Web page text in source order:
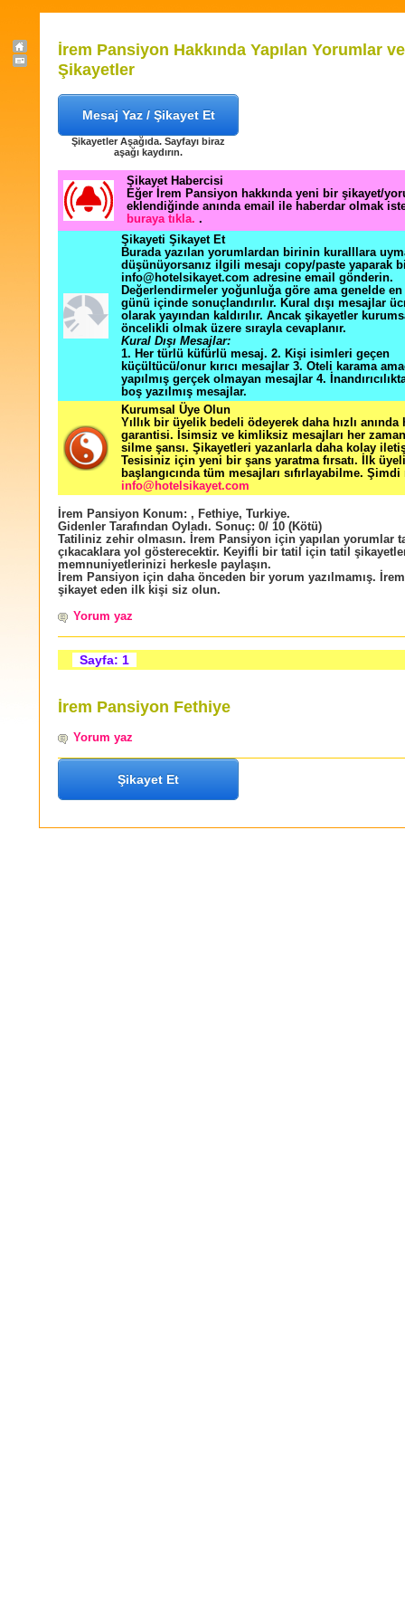
İrem Pansiyon Hakkında Yapılan Yorumlar ve
Şikayetler
Mesaj Yaz / Şikayet Et
Şikayetler Aşağıda. Sayfayı biraz
aşağı kaydırın.
Şikayet Habercisi
Eğer İrem Pansiyon hakkında yeni bir şikayet/
eklendiğinde anında email ile haberdar olmak
buraya tıkla. .
Şikayeti Şikayet Et
Burada yazılan yorumlardan birinin kuralllara
düşünüyorsanız ilgili mesajı copy/paste yaparak
info@hotelsikayet.com adresine email gönderin.
Değerlendirmeler yoğunluğa göre ama genelde
günü içinde sonuçlandırılır. Kural dışı mesajlar
olarak yayından kaldırılır. Ancak şikayetler
öncelikli olmak üzere sırayla cevaplanır.
Kural Dışı Mesajlar:
1. Her türlü küfürlü mesaj. 2. Kişi isimleri geçen
küçültücü/onur kırıcı mesajlar 3. Oteli karama
yapılmış gerçek olmayan mesajlar 4.
boş yazılmış mesajlar.
Kurumsal Üye Olun
Yıllık bir üyelik bedeli ödeyerek daha hızlı
garantisi. İsimsiz ve kimliksiz mesajları her zaman
silme şansı. Şikayetleri yazanlarla daha kolay
Tesisiniz için yeni bir şans yaratma fırsatı. İlk
başlangıcında tüm mesajları sıfırlayabilme. Şimdi
info@hotelsikayet.com
İrem Pansiyon Konum: , Fethiye, Turkiye.
Gidenler Tarafından Oyladı. Sonuç: 0/ 10 (Kötü)
Tatiliniz zehir olmasın. İrem Pansiyon için yapılan yorumlar
çıkacaklara yol gösterecektir. Keyifli bir tatil için tatil
memnuniyetlerinizi herkesle paylaşın.
İrem Pansiyon için daha önceden bir yorum yazılmamış.
şikayet eden ilk kişi siz olun.
Yorum yaz
Sayfa: 1
İrem Pansiyon Fethiye
Yorum yaz
Şikayet Et